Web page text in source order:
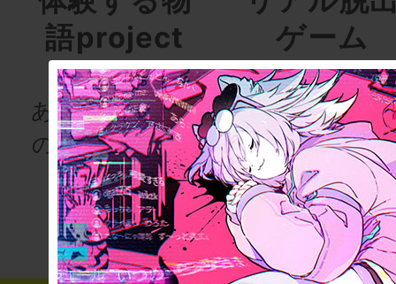
語project
あなたも、物語
の登場人物にな
りませんか
ゲーム
for
次の授業は“謎
き”!?